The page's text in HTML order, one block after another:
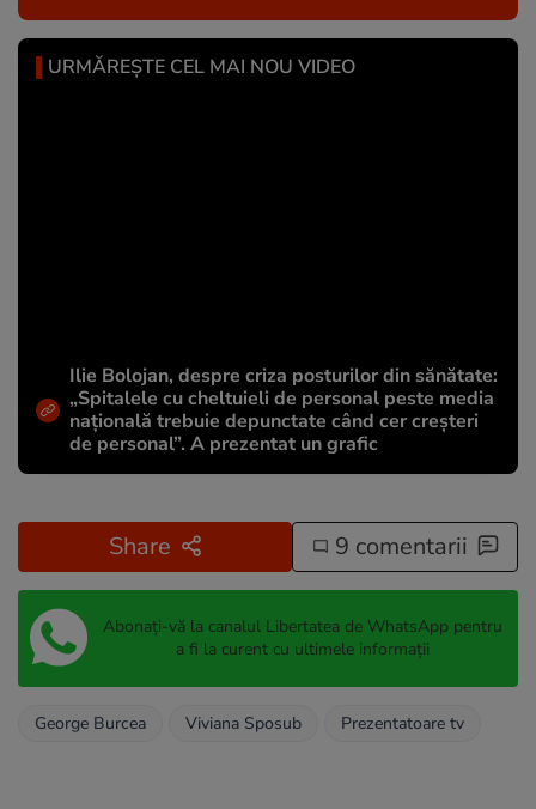
URMĂREȘTE CEL MAI NOU VIDEO
Ilie Bolojan, despre criza posturilor din sănătate:
„Spitalele cu cheltuieli de personal peste media
națională trebuie depunctate când cer creșteri
de personal”. A prezentat un grafic
Share 9 comentarii
Abonați-vă la canalul Libertatea de WhatsApp pentru
a fi la curent cu ultimele informații
George Burcea Viviana Sposub Prezentatoare tv